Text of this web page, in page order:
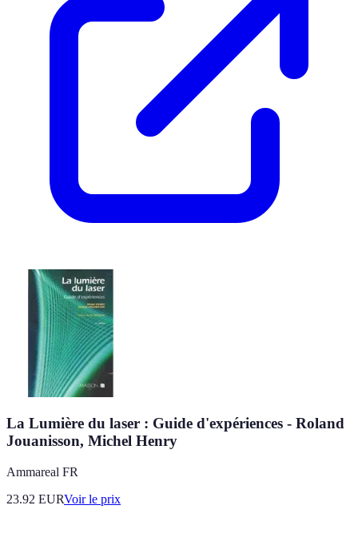
La Lumière du laser : Guide d'expériences - Roland
Jouanisson, Michel Henry
Ammareal FR
23.92 EURVoir le prix